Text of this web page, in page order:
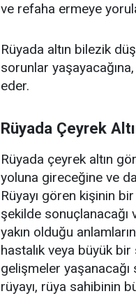
ve refaha ermeye
Rüyada altın bilezik
sorunlar
eder.
Rüyada Çeyrek
Rüyada çeyrek altın
yoluna gireceğine ve
Rüyayı gören kişinin bir
şekilde sonuçlanacağı
yakın olduğu
hastalık veya büyük
gelişmeler
rüyayı, rüya sahibinin